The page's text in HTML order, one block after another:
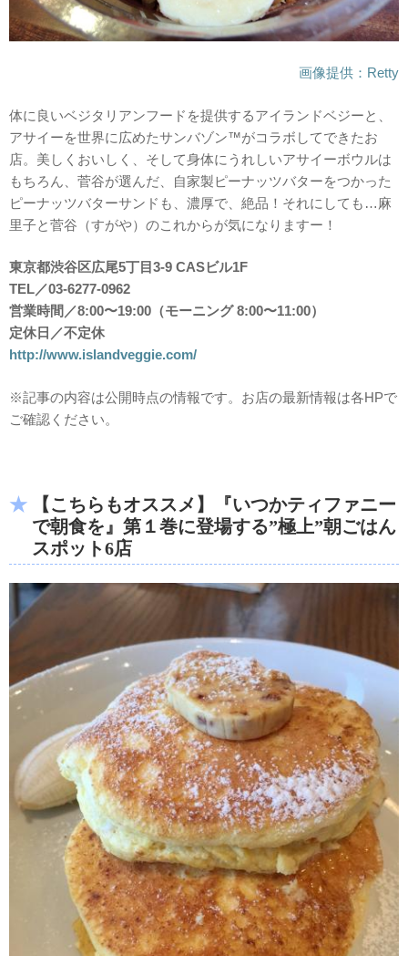
画像提供：Retty
体に良いベジタリアンフードを提供するアイランドベジーと、
アサイーを世界に広めたサンバゾン™がコラボしてできたお
店。美しくおいしく、そして身体にうれしいアサイーボウルは
もちろん、菅谷が選んだ、自家製ピーナッツバターをつかった
ピーナッツバターサンドも、濃厚で、絶品！それにしても…麻
里子と菅谷（すがや）のこれからが気になりますー！
東京都渋谷区広尾5丁目3-9 CASビル1F
TEL／03-6277-0962
営業時間／8:00〜19:00（モーニング 8:00〜11:00）
定休日／不定休
http://www.islandveggie.com/
※記事の内容は公開時点の情報です。お店の最新情報は各HPで
ご確認ください。
【こちらもオススメ】『いつかティファニー
で朝食を』第１巻に登場する”極上”朝ごはん
スポット6店